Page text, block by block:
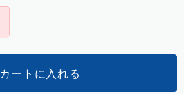
カートに入れる